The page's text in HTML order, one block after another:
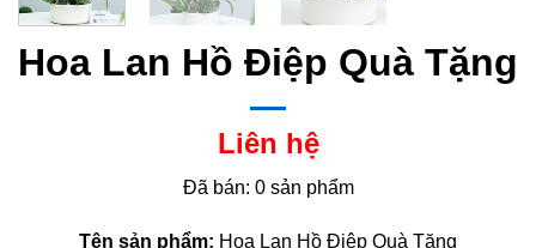
Hoa Lan Hồ Điệp Quà Tặng
Liên hệ
Đã bán: 0 sản phẩm
Tên sản phẩm: Hoa Lan Hồ Điệp Quà Tặng